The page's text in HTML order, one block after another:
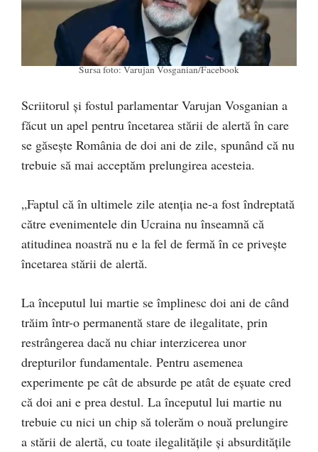
Sursa foto: Varujan Vosganian/Facebook
Scriitorul și fostul parlamentar Varujan Vosganian a
făcut un apel pentru încetarea stării de alertă în care
se găsește România de doi ani de zile, spunând că nu
trebuie să mai acceptăm prelungirea acesteia.
„Faptul că în ultimele zile atenția ne-a fost îndreptată
către evenimentele din Ucraina nu înseamnă că
atitudinea noastră nu e la fel de fermă în ce privește
încetarea stării de alertă.
La începutul lui martie se împlinesc doi ani de când
trăim într-o permanentă stare de ilegalitate, prin
restrângerea dacă nu chiar interzicerea unor
drepturilor fundamentale. Pentru asemenea
experimente pe cât de absurde pe atât de eșuate cred
că doi ani e prea destul. La începutul lui martie nu
trebuie cu nici un chip să tolerăm o nouă prelungire
a stării de alertă, cu toate ilegalitățile și absurditățile